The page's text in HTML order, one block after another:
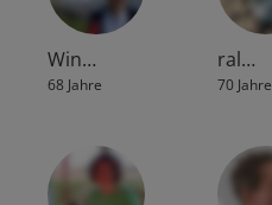
Win…
68 Jahre
ral…
70 Jahre